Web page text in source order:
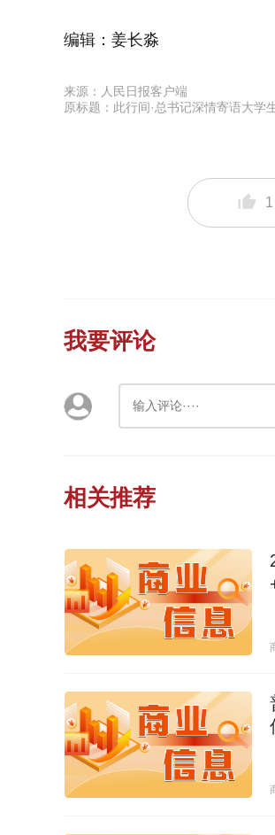
编辑：姜长淼
来源：人民日报客户端
原标题：此行间·总书记深情寄语大学
1
我要评论
相关推荐